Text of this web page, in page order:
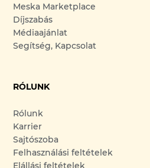
Meska Marketplace
Díjszabás
Médiaajánlat
Segítség, Kapcsolat
RÓLUNK
Rólunk
Karrier
Sajtószoba
Felhasználási feltételek
Elállási feltételek